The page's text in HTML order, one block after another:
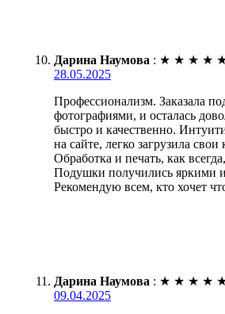
Дарина Наумова : ★ ★ ★ ★
28.05.2025
Профессионализм. Заказала
фотографиями, и осталась
быстро и качественно.
на сайте, легко загрузила свои
Обработка и печать, как
Подушки получились яркими
Рекомендую всем, кто хочет
Дарина Наумова : ★ ★ ★ ★
09.04.2025